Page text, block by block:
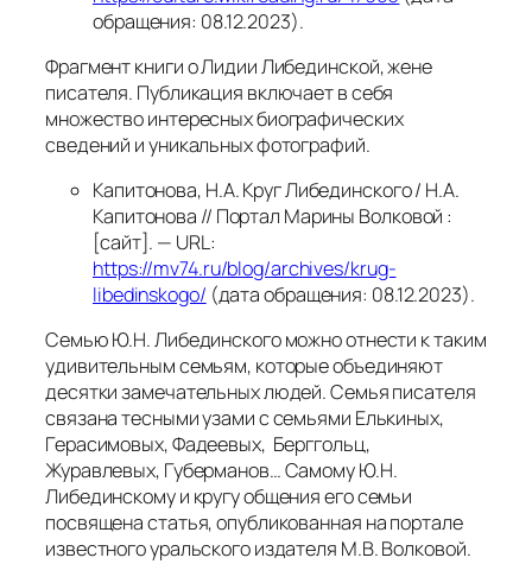
обращения: 08.12.2023).
Фрагмент книги о Лидии Либединской, жене
писателя. Публикация включает в себя
множество интересных биографических
сведений и уникальных фотографий.
Капитонова, Н.А. Круг Либединского / Н.А.
Капитонова // Портал Марины Волковой :
[сайт]. — URL:
https://mv74.ru/blog/archives/krug-
libedinskogo/ (дата обращения: 08.12.2023).
Семью Ю.Н. Либединского можно отнести к таким
удивительным семьям, которые объединяют
десятки замечательных людей. Семья писателя
связана тесными узами с семьями Елькиных,
Герасимовых, Фадеевых, Берггольц,
Журавлевых, Губерманов… Самому Ю.Н.
Либединскому и кругу общения его семьи
посвящена статья, опубликованная на портале
известного уральского издателя М.В. Волковой.